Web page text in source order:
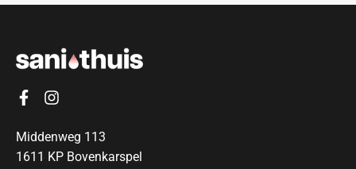
Middenweg 113
1611 KP Bovenkarspel